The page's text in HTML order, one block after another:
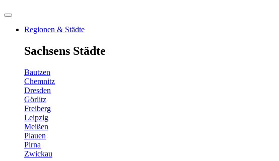
Regionen & Städte
Sachsens Städte
Bautzen
Chemnitz
Dresden
Görlitz
Freiberg
Leipzig
Meißen
Plauen
Pirna
Zwickau